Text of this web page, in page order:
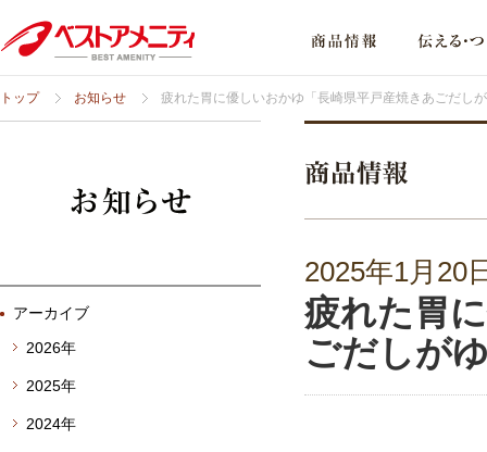
トップ お知らせ 疲れた胃に優しいおかゆ「長崎県平戸産焼きあごだし
2025年1月20
疲れた胃
ごだしが
アーカイブ
2026年
2025年
2024年